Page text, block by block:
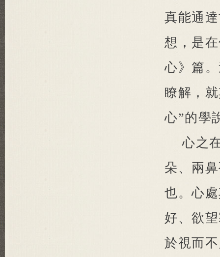
真能通
想，是
心》篇
瞭解，
心”的學
心之
朵、兩
也。心
好、欲
於視而